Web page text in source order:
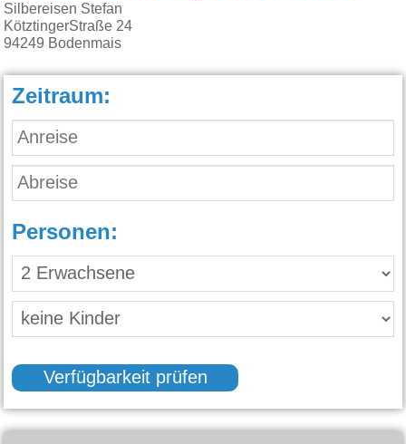
Silbereisen Stefan
KötztingerStraße 24
94249 Bodenmais
Zeitraum:
Personen:
Verfügbarkeit prüfen